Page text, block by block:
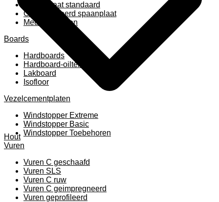
Spaanplaat standaard
Geplastificeerd spaanplaat
Meubelpanelen
Boards
Hardboards
Hardboard-oiltemperated
Lakboard
Isofloor
Vezelcementplaten
Windstopper Extreme
Windstopper Basic
Windstopper Toebehoren
Hout
Vuren
Vuren C geschaafd
Vuren SLS
Vuren C ruw
Vuren C geimpregneerd
Vuren geprofileerd